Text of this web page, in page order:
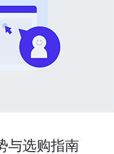
与选购指南